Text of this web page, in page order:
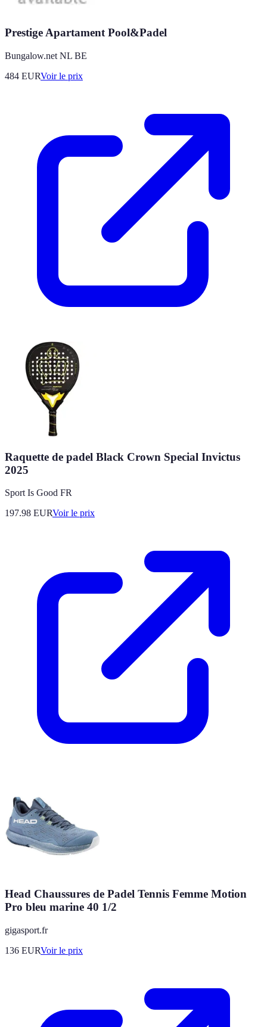
Prestige Apartament Pool&Padel
Bungalow.net NL BE
484 EURVoir le prix
Raquette de padel Black Crown Special Invictus
2025
Sport Is Good FR
197.98 EURVoir le prix
Head Chaussures de Padel Tennis Femme Motion
Pro bleu marine 40 1/2
gigasport.fr
136 EURVoir le prix